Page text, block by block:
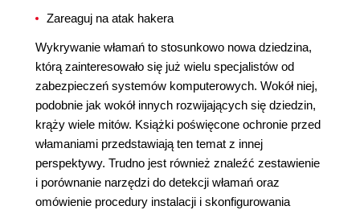
Zareaguj na atak hakera
Wykrywanie włamań to stosunkowo nowa dziedzina,
którą zainteresowało się już wielu specjalistów od
zabezpieczeń systemów komputerowych. Wokół niej,
podobnie jak wokół innych rozwijających się dziedzin,
krąży wiele mitów. Książki poświęcone ochronie przed
włamaniami przedstawiają ten temat z innej
perspektywy. Trudno jest również znaleźć zestawienie
i porównanie narzędzi do detekcji włamań oraz
omówienie procedury instalacji i skonfigurowania